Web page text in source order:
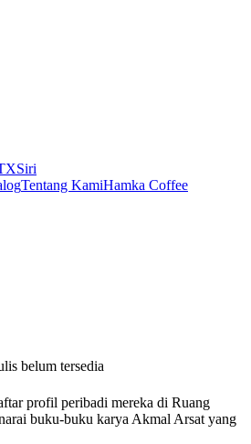
Siri
Tentang KamiHamka Coffee
belum tersedia
profil peribadi mereka di Ruang
buku-buku karya Akmal Arsat yang